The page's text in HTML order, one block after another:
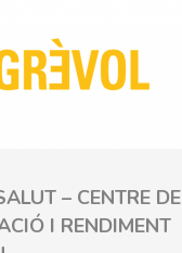
– CENTRE DE
I RENDIMENT